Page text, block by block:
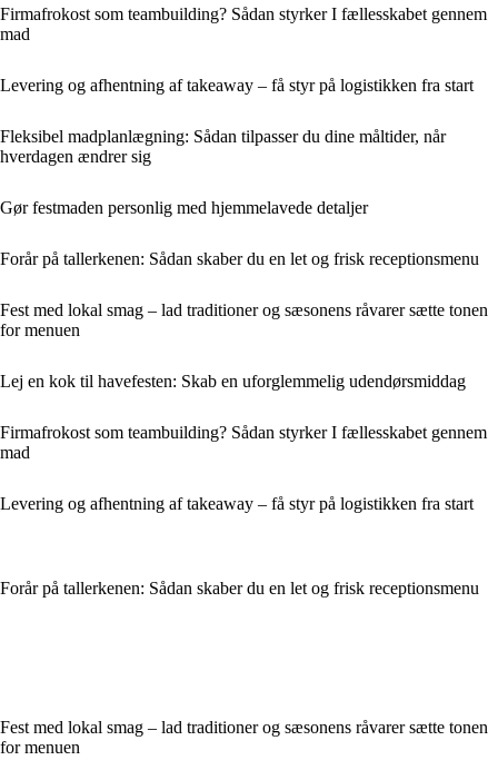
Firmafrokost som teambuilding? Sådan styrker I fællesskabet gennem
mad
Levering og afhentning af takeaway – få styr på logistikken fra start
Fleksibel madplanlægning: Sådan tilpasser du dine måltider, når
hverdagen ændrer sig
Gør festmaden personlig med hjemmelavede detaljer
Forår på tallerkenen: Sådan skaber du en let og frisk receptionsmenu
Fest med lokal smag – lad traditioner og sæsonens råvarer sætte tonen
for menuen
Lej en kok til havefesten: Skab en uforglemmelig udendørsmiddag
Firmafrokost som teambuilding? Sådan styrker I fællesskabet gennem
mad
Levering og afhentning af takeaway – få styr på logistikken fra start
Forår på tallerkenen: Sådan skaber du en let og frisk receptionsmenu
Fest med lokal smag – lad traditioner og sæsonens råvarer sætte tonen
for menuen